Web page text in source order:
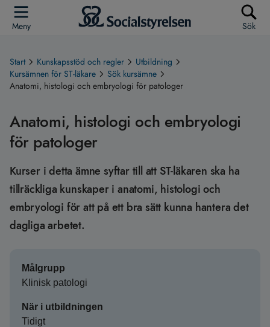
Meny Sök
Start Kunskapsstöd och regler
Utbildning
Kursämnen för ST-läkare
Sök kursämne
Anatomi, histologi och embryologi för patologer
Anatomi, histologi och embryologi
för patologer
Kurser i detta ämne syftar till att ST-läkaren ska ha
tillräckliga kunskaper i anatomi, histologi och
embryologi för att på ett bra sätt kunna hantera det
dagliga arbetet.
Målgrupp
Klinisk patologi
När i utbildningen
Tidigt